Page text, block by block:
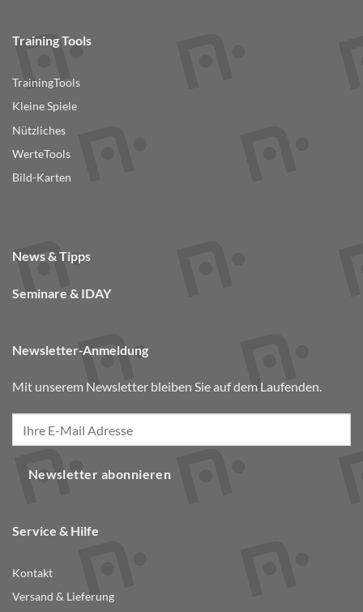
Training Tools
TrainingTools
Kleine Spiele
Nützliches
WerteTools
Bild-Karten
News & Tipps
Seminare & IDAY
Newsletter-Anmeldung
Mit unserem Newsletter bleiben Sie auf dem Laufenden.
Newsletter abonnieren
Service & Hilfe
Kontakt
Versand & Lieferung